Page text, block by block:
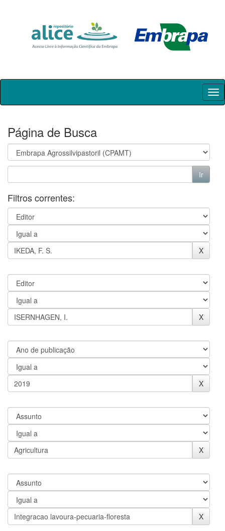
Skip
Página de Busca
Filtros correntes: